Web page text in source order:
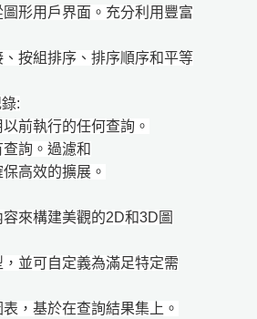
形用戶界面。充分利用豐富
組排序、排序順序和平等
:
執行的任何查詢。
詢。過濾和
高效的擴展。
來構建美觀的2D和3D圖
並可自定義為滿足特定需
基於在查詢結果集上。